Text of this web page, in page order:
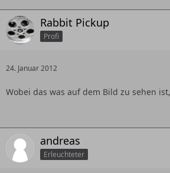
Rabbit Pickup
Profi
24. Januar 2012
Wobei das was auf dem Bild zu sehen
andreas
Erleuchteter